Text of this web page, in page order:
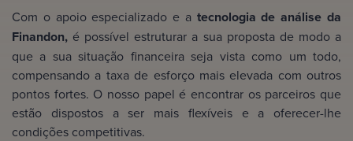
Com o apoio especializado e a tecnologia de análise da
Finandon, é possível estruturar a sua proposta de modo a
que a sua situação financeira seja vista como um todo,
compensando a taxa de esforço mais elevada com outros
pontos fortes. O nosso papel é encontrar os parceiros que
estão dispostos a ser mais flexíveis e a oferecer-lhe
condições competitivas.